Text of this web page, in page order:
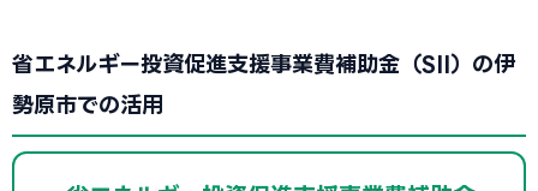
省エネルギー投資促進支援事業費補助金（SII）の伊
勢原市での活用